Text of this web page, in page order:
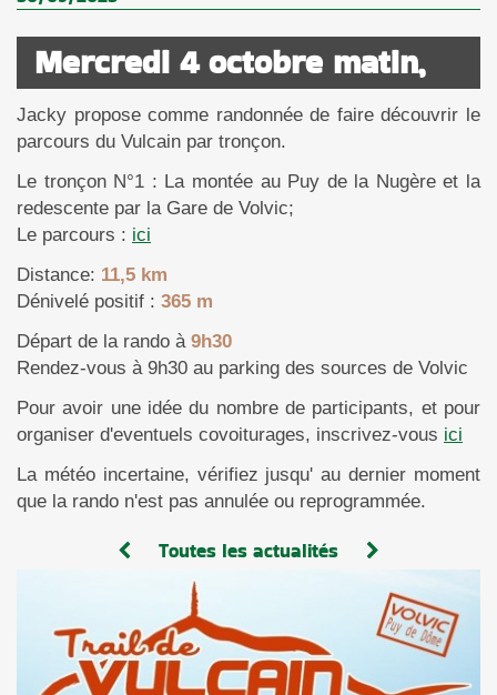
Mercredi 4 octobre matin,
Jacky propose comme randonnée de faire découvrir le
parcours du Vulcain par tronçon.
Le tronçon N°1 : La montée au Puy de la Nugère et la
redescente par la Gare de Volvic;
Le parcours : ici
Distance: 11,5 km
Dénivelé positif : 365 m
Départ de la rando à 9h30
Rendez-vous à 9h30 au parking des sources de Volvic
Pour avoir une idée du nombre de participants, et pour
organiser d'eventuels covoiturages, inscrivez-vous ici
La météo incertaine, vérifiez jusqu' au dernier moment
que la rando n'est pas annulée ou reprogrammée.
Toutes les actualités